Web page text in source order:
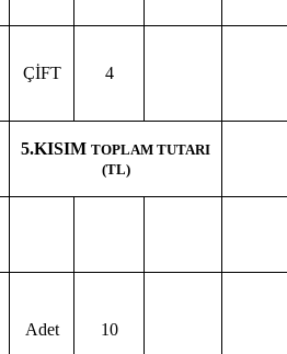
ÇİFT 4
5.KISIM TOPLAM TUTARI
(TL)
Adet 10